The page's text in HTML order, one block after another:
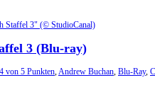
3 (Blu-ray)
4 von 5 Punkten,Andrew Buchan, Blu-Ray,